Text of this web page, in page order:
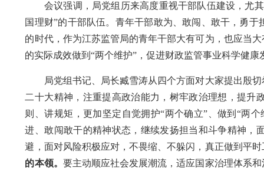
会议强调， 局党组历来高度重视干部队伍建设，尤
国理财”的干部队伍。 青年干部敢为、敢闯、敢干，勇于
的时代，作为江苏监管局的青年干部大有可为，也应当
的实际成效做到“两个维护”，促进财政监管事业科学健康
局党组书记、局长臧雪涛从四个方面对大家提出殷切
二十大精神，注重提高政治能力，树牢政治理想，提升
则、讲规矩，更加坚定自觉拥护“两个确立”、做到“两个
进、敢闯敢干的精神状态，继续发扬担当和斗争精神，
避，面对风险积极应对，不畏缩、不躲闪，真正做到平
的本领。 要主动顺应社会发展潮流，适应国家治理体系